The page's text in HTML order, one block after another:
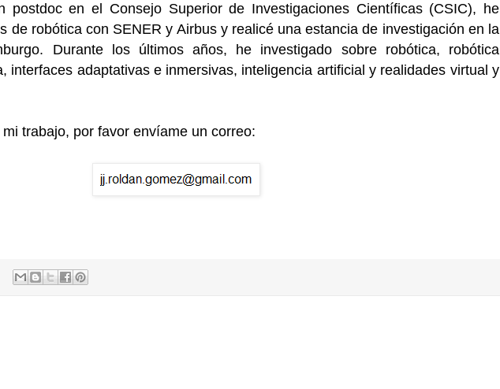
postdoc en el Consejo Superior de Investigaciones Científicas (CSIC), he
de robótica con SENER y Airbus y realicé una estancia de investigación en la
Durante los últimos años, he investigado sobre robótica, robótica
interfaces adaptativas e inmersivas, inteligencia artificial y realidades virtual y
trabajo, por favor envíame un correo: